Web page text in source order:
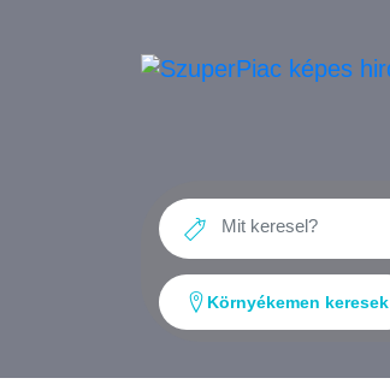
Környékemen keresek